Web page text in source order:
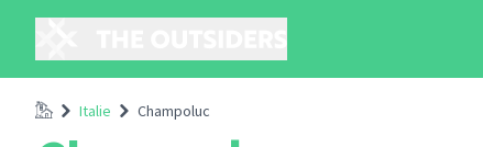
Accueil
Italie Champoluc